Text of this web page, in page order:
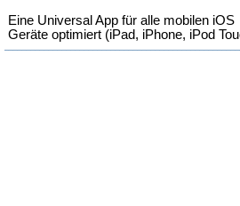
Eine Universal App für alle mobilen iOS
Geräte optimiert (iPad, iPhone, iPod